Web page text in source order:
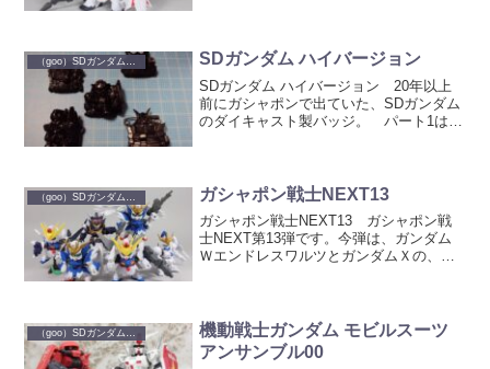
となってい...
（goo）SDガンダム ガシャポン SDガンダム ハイバージョン
SDガンダム ハイバージョン 20年以上
前にガシャポンで出ていた、SDガンダム
のダイキャスト製バッジ。 パート1は10
ンダムmk-2...
（goo）SDガンダム ガシャポン ガシャポン戦士NEXT13
ガシャポン戦士NEXT13 ガシャポン戦
士NEXT第13弾です。今弾は、ガンダム
ＷエンドレスワルツとガンダムＸの、平
類。 ウイン...
機動戦士ガンダム モビルスーツ
アンサンブル00